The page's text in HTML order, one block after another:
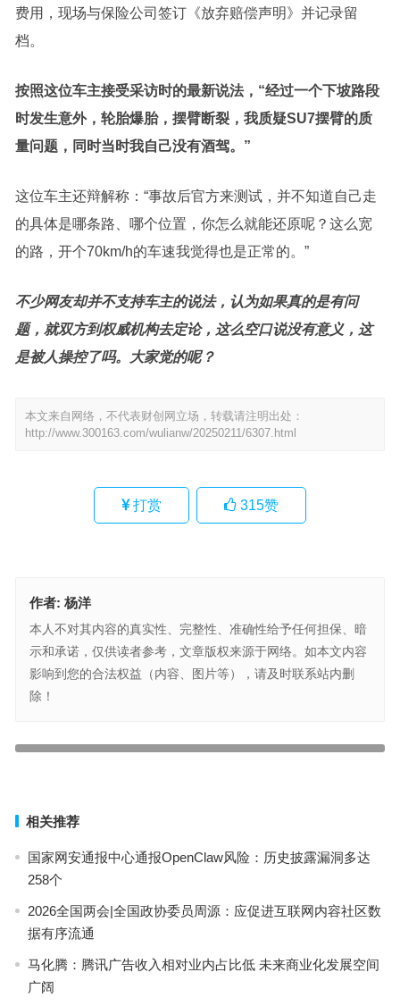
费用，现场与保险公司签订《放弃赔偿声明》并记录留
档。
按照这位车主接受采访时的最新说法，“经过一个下坡路段
时发生意外，轮胎爆胎，摆臂断裂，我质疑SU7摆臂的质
量问题，同时当时我自己没有酒驾。”
这位车主还辩解称：“事故后官方来测试，并不知道自己走
的具体是哪条路、哪个位置，你怎么就能还原呢？这么宽
的路，开个70km/h的车速我觉得也是正常的。”
不少网友却并不支持车主的说法，认为如果真的是有问
题，就双方到权威机构去定论，这么空口说没有意义，这
是被人操控了吗。大家觉的呢？
本文来自网络，不代表财创网立场，转载请注明出处：
http://www.300163.com/wulianw/20250211/6307.html
打赏 315赞
作者: 杨洋
本人不对其内容的真实性、完整性、准确性给予任何担保、暗
示和承诺，仅供读者参考，文章版权来源于网络。如本文内容
影响到您的合法权益（内容、图片等），请及时联系站内删
除！
2025工业物联网平台排名及优势
相关推荐
国家网安通报中心通报OpenClaw风险：历史披露漏洞多达
258个
2026全国两会|全国政协委员周源：应促进互联网内容社区数
据有序流通
马化腾：腾讯广告收入相对业内占比低 未来商业化发展空间
广阔